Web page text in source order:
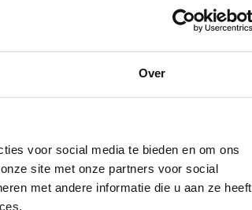
Over
voor social media te bieden en om ons
site met onze partners voor social
met andere informatie die u aan ze heeft